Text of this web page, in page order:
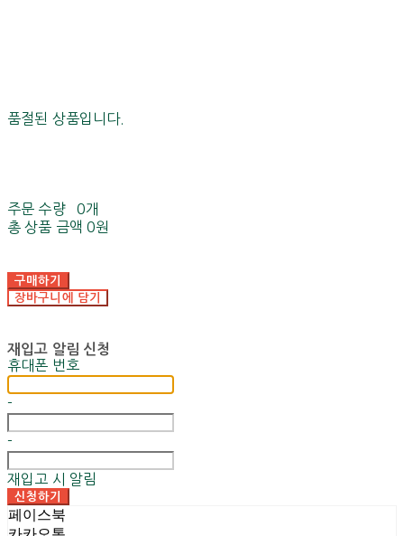
품절된 상품입니다.
주문 수량
0개
총 상품 금액 0원
구매하기
장바구니에 담기
재입고 알림 신청
휴대폰 번호
-
-
재입고 시 알림
신청하기
페이스북